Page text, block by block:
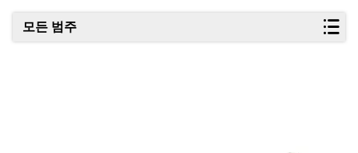
모든 범주